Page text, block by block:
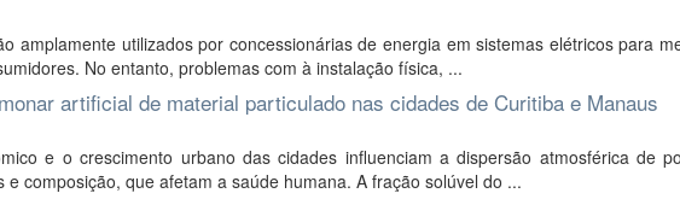
amplamente utilizados por concessionárias de energia em sistemas elétricos para
No entanto, problemas com à instalação física, ...
artificial de material particulado nas cidades de Curitiba e Manaus
e o crescimento urbano das cidades influenciam a dispersão atmosférica de
composição, que afetam a saúde humana. A fração solúvel do ...